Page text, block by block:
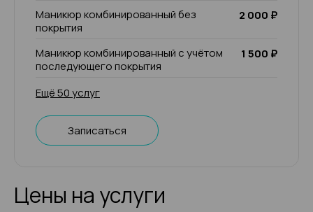
Маникюр комбинированный без
покрытия
2 000 ₽
Маникюр комбинированный с учётом
последующего покрытия
1 500 ₽
Ещё 50 услуг
Записаться
Цены на услуги